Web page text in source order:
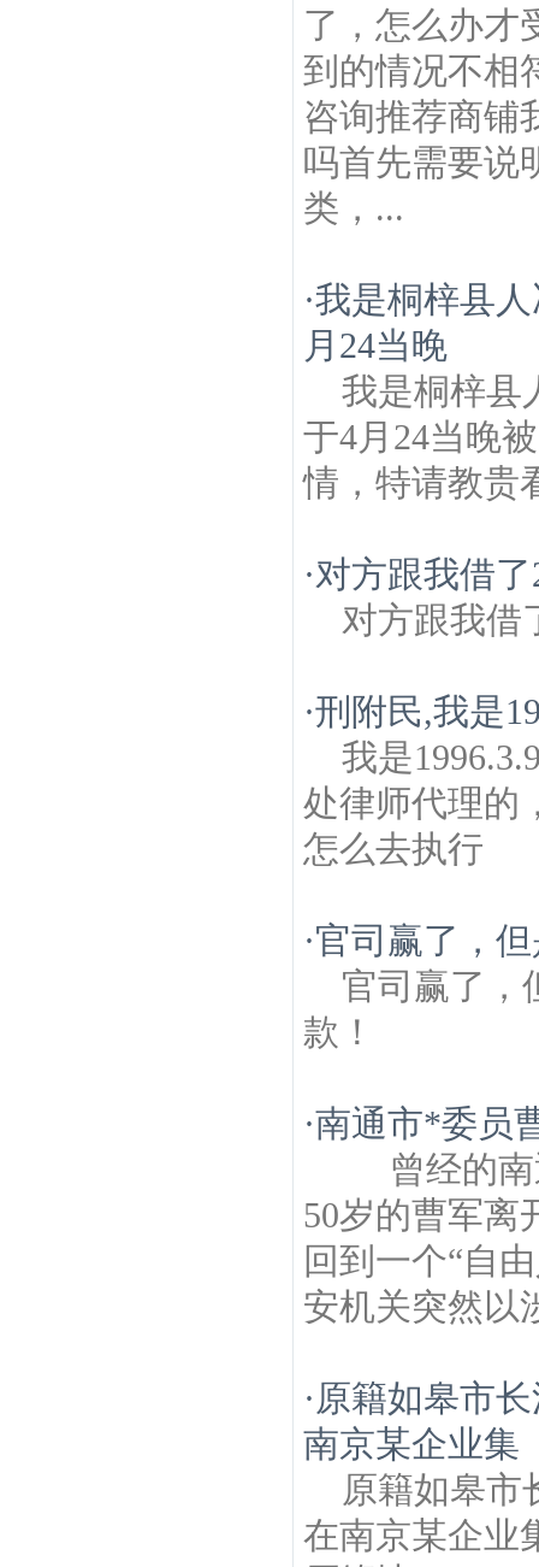
了，怎么办才
到的情况不相
咨询推荐商铺
吗首先需要说
类，...
·我是桐梓县
月24当晚
我是桐梓县
于4月24当晚
情，特请教贵
·对方跟我借
对方跟我借
·刑附民,我是
我是
处律师代理的
怎么去执行
·官司赢了，
官司赢了，
款！
·南通市*委员
曾经的南
50岁的曹军离
回到一个“自
安机关突然以
·原籍如皋市
南京某企业集
原籍如皋市
在南京某企业